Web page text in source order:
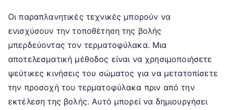
Οι παραπλανητικές τεχνικές μπορούν να
ενισχύσουν την τοποθέτηση της βολής
μπερδεύοντας τον τερματοφύλακα. Μια
αποτελεσματική μέθοδος είναι να χρησιμοποιήσετε
ψεύτικες κινήσεις του σώματος για να μετατοπίσετε
την προσοχή του τερματοφύλακα πριν από την
εκτέλεση της βολής. Αυτό μπορεί να δημιουργήσει